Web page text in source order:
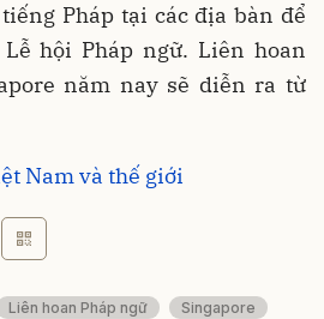
Pháp tại các địa bàn để
hội Pháp ngữ. Liên hoan
năm nay sẽ diễn ra từ
Nam và thế giới
Liên hoan Pháp ngữ
Singapore